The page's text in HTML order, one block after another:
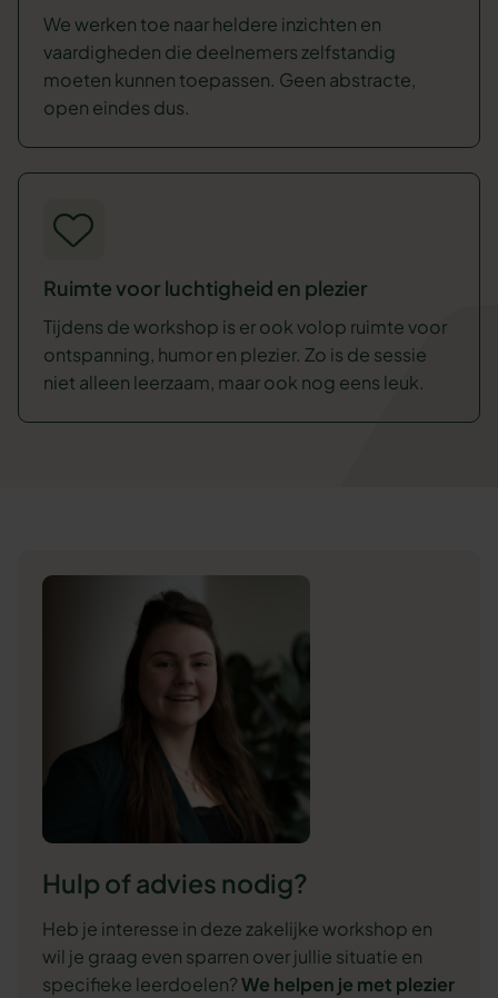
We werken toe naar heldere inzichten en
vaardigheden die deelnemers zelfstandig
moeten kunnen toepassen. Geen abstracte,
open eindes dus.
Ruimte voor luchtigheid en plezier
Tijdens de workshop is er ook volop ruimte voor
ontspanning, humor en plezier. Zo is de sessie
niet alleen leerzaam, maar ook nog eens leuk.
Hulp of advies nodig?
Heb je interesse in deze zakelijke workshop en
wil je graag even sparren over jullie situatie en
specifieke leerdoelen?We helpen je met plezier